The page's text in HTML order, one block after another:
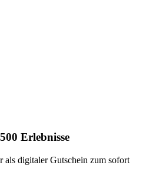
Erlebnisse
als digitaler Gutschein zum sofort